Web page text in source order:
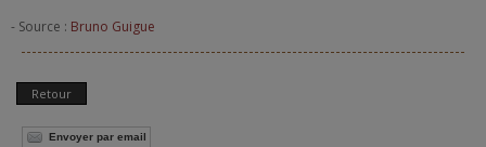
- Source : Bruno Guigue
Retour
Envoyer par email